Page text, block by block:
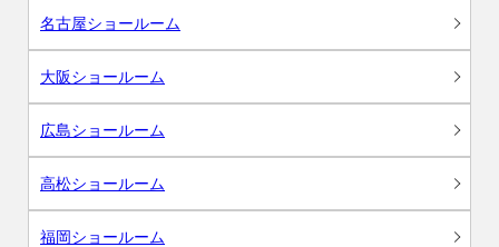
名古屋ショールーム
大阪ショールーム
広島ショールーム
高松ショールーム
福岡ショールーム